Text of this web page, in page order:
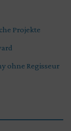
Projekte
ohne Regisseur